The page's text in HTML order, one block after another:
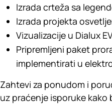
Izrada crteža sa
Izrada projekta
Vizualizacije u Dialux
Pripremljeni paket
implementirati u
Zahtevi za ponudom i
uz praćenje isporuke